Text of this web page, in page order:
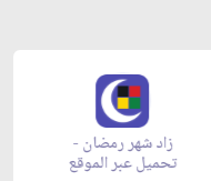
زاد شهر رمضان -
تحميل عبر الموقع